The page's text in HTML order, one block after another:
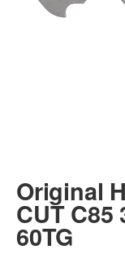
Original
CUT C85
60TG